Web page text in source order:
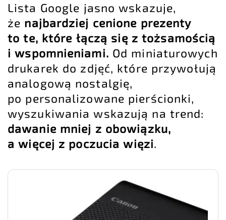
Lista Google jasno wskazuje,
że najbardziej cenione prezenty
to te, które łączą się z tożsamością
i wspomnieniami. Od miniaturowych
drukarek do zdjęć, które przywołują
analogową nostalgię,
po personalizowane pierścionki,
wyszukiwania wskazują na trend:
dawanie mniej z obowiązku,
a więcej z poczucia więzi.